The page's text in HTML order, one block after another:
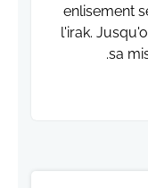
enlisement
l'irak.
sa